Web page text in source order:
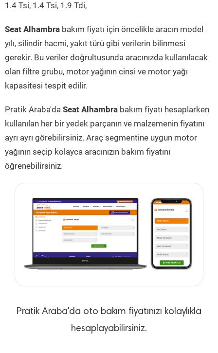
1.4 Tsi, 1.4 Tsi, 1.9 Tdi,
Seat Alhambra bakım fiyatı için öncelikle aracın model
yılı, silindir hacmi, yakıt türü gibi verilerin bilinmesi
gerekir. Bu veriler doğrultusunda aracınızda kullanılacak
olan filtre grubu, motor yağının cinsi ve motor yağı
kapasitesi tespit edilir.
Pratik Araba'da Seat Alhambra bakım fiyatı hesaplarken
kullanılan her bir yedek parçanın ve malzemenin fiyatını
ayrı ayrı görebilirsiniz. Araç segmentine uygun motor
yağının seçip kolayca aracınızın bakım fiyatını
öğrenebilirsiniz.
Pratik Araba'da oto bakım fiyatınızı kolaylıkla
hesaplayabilirsiniz.